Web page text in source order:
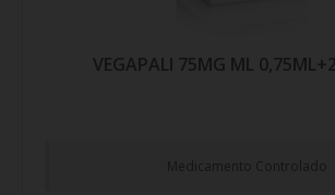
VEGAPALI 75MG ML
Medicamento Controlado